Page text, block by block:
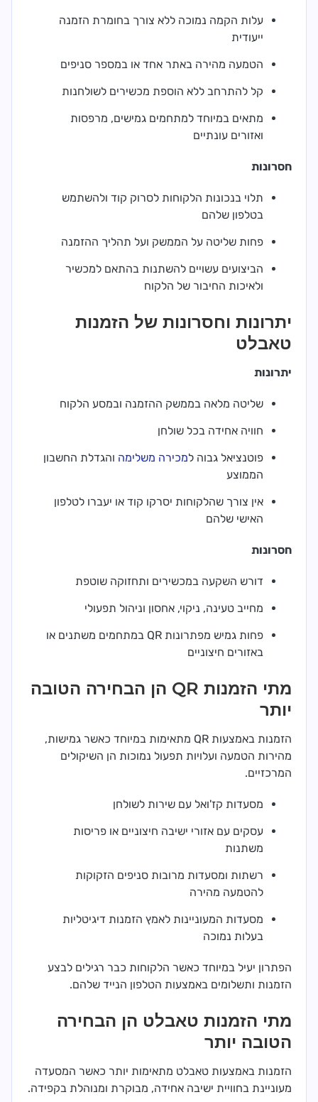
עלות הקמה נמוכה ללא צורך בחומרת הזמנה
ייעודית
הטמעה מהירה באתר אחד או במספר סניפים
קל להתרחב ללא הוספת מכשירים לשולחנות
מתאים במיוחד למתחמים גמישים, מרפסות
ואזורים עונתיים
חסרונות
תלוי בנכונות הלקוחות לסרוק קוד ולהשתמש
בטלפון שלהם
פחות שליטה על הממשק ועל תהליך ההזמנה
הביצועים עשויים להשתנות בהתאם למכשיר
ולאיכות החיבור של הלקוח
יתרונות וחסרונות של הזמנות
טאבלט
יתרונות
שליטה מלאה בממשק ההזמנה ובמסע הלקוח
חוויה אחידה בכל שולחן
פוטנציאל גבוה למכירה משלימה והגדלת החשבון
הממוצע
אין צורך שהלקוחות יסרקו קוד או יעברו לטלפון
האישי שלהם
חסרונות
דורש השקעה במכשירים ותחזוקה שוטפת
מחייב טעינה, ניקוי, אחסון וניהול תפעולי
פחות גמיש מפתרונות QR במתחמים משתנים או
באזורים חיצוניים
מתי הזמנות QR הן הבחירה הטובה
יותר
הזמנות באמצעות QR מתאימות במיוחד כאשר גמישות,
מהירות הטמעה ועלויות תפעול נמוכות הן השיקולים
המרכזיים.
מסעדות קז'ואל עם שירות לשולחן
עסקים עם אזורי ישיבה חיצוניים או פריסות
משתנות
רשתות ומסעדות מרובות סניפים הזקוקות
להטמעה מהירה
מסעדות המעוניינות לאמץ הזמנות דיגיטליות
בעלות נמוכה
הפתרון יעיל במיוחד כאשר הלקוחות כבר רגילים לבצע
הזמנות ותשלומים באמצעות הטלפון הנייד שלהם.
מתי הזמנות טאבלט הן הבחירה
הטובה יותר
הזמנות באמצעות טאבלט מתאימות יותר כאשר המסעדה
מעוניינת בחוויית ישיבה אחידה, מבוקרת ומנוהלת בקפידה.